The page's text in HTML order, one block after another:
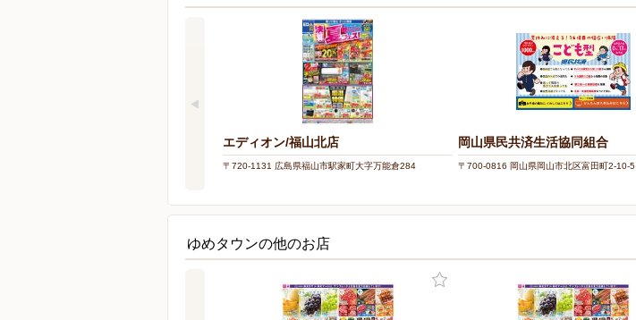
エディオン/福山北店
〒720-1131 広島県福山市駅家町大字万能倉284
岡山県民共済生活協同組合
〒700-0816 岡山県岡山市北区富田町2-10-5
ゆめタウンの他のお店